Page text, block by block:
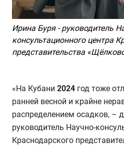
Ирина Буря - руководитель
консультационного центра
представительства
«На Кубани 2024 год тоже
ранней весной и крайне
распределением осадков, –
руководитель Научно-
Краснодарского